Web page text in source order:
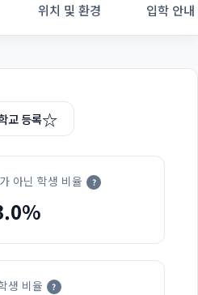
위치 및 환경 입학 안내
교 등록☆
아닌 학생 비율 ?
생 비율 ?